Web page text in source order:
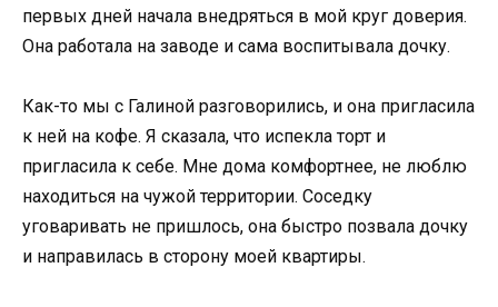
первых дней начала внедряться в мой круг доверия.
Она работала на заводе и сама воспитывала дочку.
Как-то мы с Галиной разговорились, и она пригласила
к ней на кофе. Я сказала, что испекла торт и
пригласила к себе. Мне дома комфортнее, не люблю
находиться на чужой территории. Соседку
уговаривать не пришлось, она быстро позвала дочку
и направилась в сторону моей квартиры.